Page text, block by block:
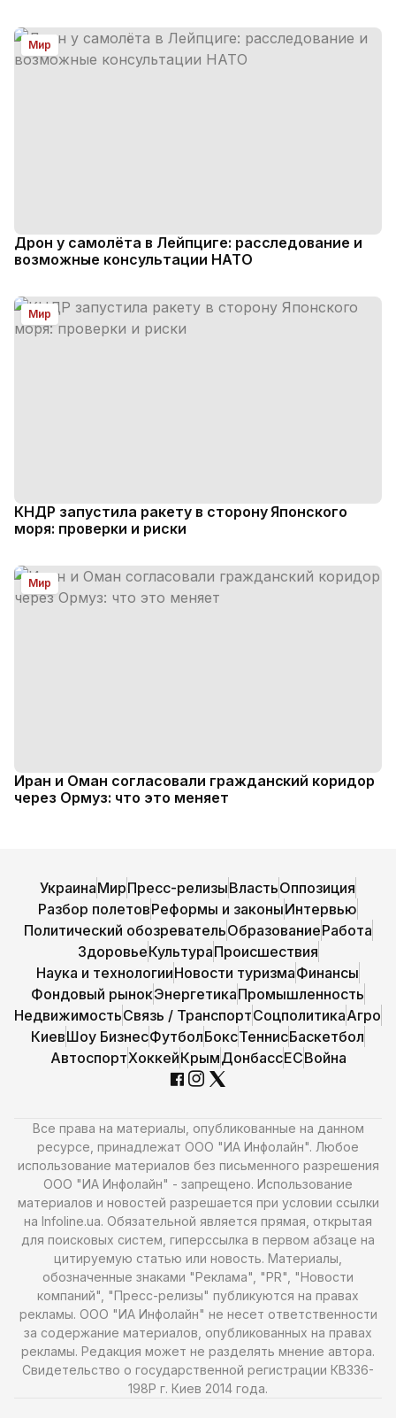
Мир
Дрон у самолёта в Лейпциге: расследование и
возможные консультации НАТО
Мир
КНДР запустила ракету в сторону Японского
моря: проверки и риски
Мир
Иран и Оман согласовали гражданский коридор
через Ормуз: что это меняет
УкраинаМирПресс-релизыВластьОппозиция
Разбор полетовРеформы и законыИнтервью
Политический обозревательОбразованиеРабота
ЗдоровьеКультураПроисшествия
Наука и технологииНовости туризмаФинансы
Фондовый рынокЭнергетикаПромышленность
НедвижимостьСвязь / ТранспортСоцполитикаАгро
КиевШоу БизнесФутболБоксТеннисБаскетбол
АвтоспортХоккейКрымДонбассЕСВойна
Все права на материалы, опубликованные на данном
ресурсе, принадлежат ООО "ИА Инфолайн". Любое
использование материалов без письменного разрешения
ООО "ИА Инфолайн" - запрещено. Использование
материалов и новостей разрешается при условии ссылки
на Infoline.ua. Обязательной является прямая, открытая
для поисковых систем, гиперссылка в первом абзаце на
цитируемую статью или новость. Материалы,
обозначенные знаками "Реклама", "PR", "Новости
компаний", "Пресс-релизы" публикуются на правах
рекламы. ООО "ИА Инфолайн" не несет ответственности
за содержание материалов, опубликованных на правах
рекламы. Редакция может не разделять мнение автора.
Свидетельство о государственной регистрации КВ336-
198Р г. Киев 2014 года.